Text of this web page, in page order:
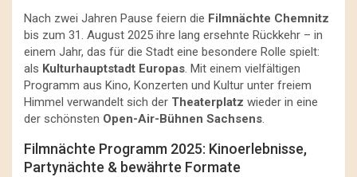
Nach zwei Jahren Pause feiern die Filmnächte Chemnitz
bis zum 31. August 2025 ihre lang ersehnte Rückkehr – in
einem Jahr, das für die Stadt eine besondere Rolle spielt:
als Kulturhauptstadt Europas. Mit einem vielfältigen
Programm aus Kino, Konzerten und Kultur unter freiem
Himmel verwandelt sich der Theaterplatz wieder in eine
der schönsten Open-Air-Bühnen Sachsens.
Filmnächte Programm 2025: Kinoerlebnisse,
Partynächte & bewährte Formate